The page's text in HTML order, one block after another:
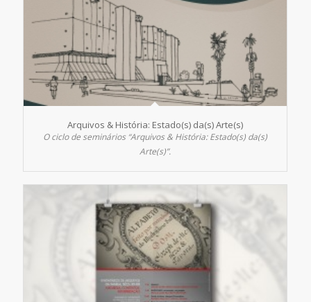
Arquivos & História: Estado(s) da(s) Arte(s)
O ciclo de seminários “Arquivos & História: Estado(s) da(s)
Arte(s)”.